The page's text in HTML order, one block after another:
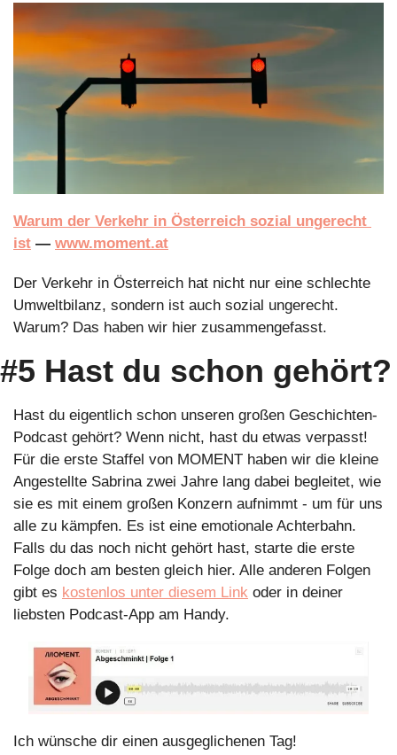
Warum der Verkehr in Österreich sozial ungerecht
ist — www.moment.at
Der Verkehr in Österreich hat nicht nur eine schlechte
Umweltbilanz, sondern ist auch sozial ungerecht.
Warum? Das haben wir hier zusammengefasst.
#5 Hast du schon gehört?
Hast du eigentlich schon unseren großen Geschichten-
Podcast gehört? Wenn nicht, hast du etwas verpasst!
Für die erste Staffel von MOMENT haben wir die kleine
Angestellte Sabrina zwei Jahre lang dabei begleitet, wie
sie es mit einem großen Konzern aufnimmt - um für uns
alle zu kämpfen. Es ist eine emotionale Achterbahn.
Falls du das noch nicht gehört hast, starte die erste
Folge doch am besten gleich hier. Alle anderen Folgen
gibt es kostenlos unter diesem Link oder in deiner
liebsten Podcast-App am Handy.
Ich wünsche dir einen ausgeglichenen Tag!